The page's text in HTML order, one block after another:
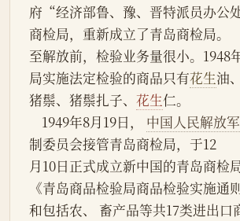
府“经济部鲁、豫、晋特派员办公
商检局，重新成立了青岛商检局。
至解放前，检验业务量很小。1948
局实施法定检验的商品只有花生油、
猪鬃、猪鬃扎子、 花生仁。
    1949年8月19日，
中国人民解放军
制委员会接管青岛商检局，于12
月10日正式成立新中国的青岛商检
《青岛商品检验局商品检验实施通
和包括农、 畜产品等共17类进出口